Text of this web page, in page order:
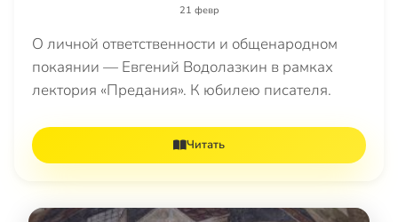
21 февр
О личной ответственности и общенародном
покаянии — Евгений Водолазкин в рамках
лектория «Предания». К юбилею писателя.
Читать